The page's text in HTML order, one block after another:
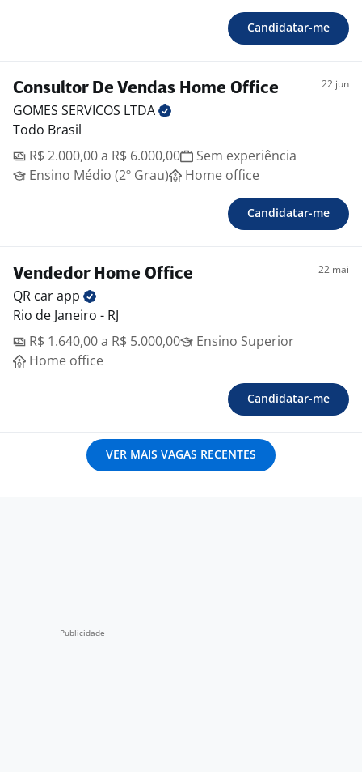
Candidatar-me
Consultor De Vendas Home Office 22 jun
GOMES SERVICOS LTDA
Todo Brasil
R$ 2.000,00 a R$ 6.000,00
Sem experiência
Ensino Médio (2º Grau)
Home office
Candidatar-me
Vendedor Home Office 22 mai
QR carapp
Rio de Janeiro - RJ
R$ 1.640,00 a R$ 5.000,00
Ensino Superior
Home office
Candidatar-me
VER MAIS VAGAS RECENTES